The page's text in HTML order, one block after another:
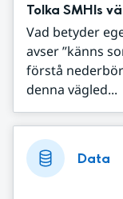
Tolka SMHIs
Vad betyder
avser ”känns
förstå
denna vägled...
Data